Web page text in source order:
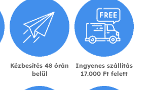
Kézbesítés 48 órán
belül
Ingyenes szállítás
17.000 Ft felett